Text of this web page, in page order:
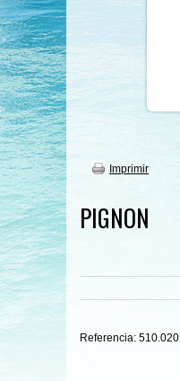
Imprimir
PIGNON
Referencia: 510.020